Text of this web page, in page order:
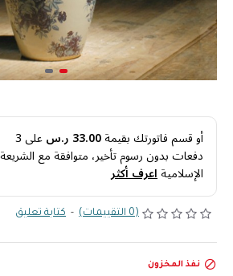
أو قسم فاتورتك بقيمة33.00 ر.س على3
دفعات بدون رسوم تأخير، متوافقة مع الشريعة
الإسلاميةاعرف أكثر
(0 التقييمات) - كتابة تعليق
نفذ المخزون